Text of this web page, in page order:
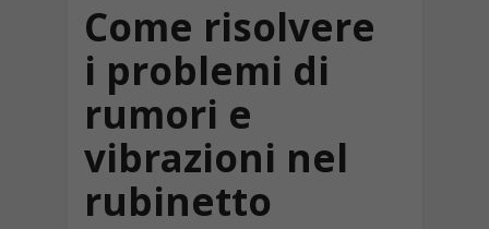
Come risolvere
i problemi di
rumori e
vibrazioni nel
rubinetto